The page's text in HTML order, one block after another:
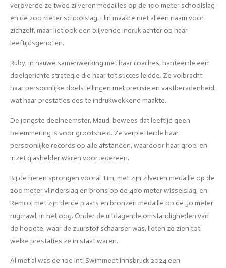
veroverde ze twee zilveren medailles op de 100 meter schoolslag
en de 200 meter schoolslag. Elin maakte niet alleen naam voor
zichzelf, maar liet ook een blijvende indruk achter op haar
leeftijdsgenoten.
Ruby, in nauwe samenwerking met haar coaches, hanteerde een
doelgerichte strategie die haar tot succes leidde. Ze volbracht
haar persoonlijke doelstellingen met precisie en vastberadenheid,
wat haar prestaties des te indrukwekkend maakte.
De jongste deelneemster, Maud, bewees dat leeftijd geen
belemmering is voor grootsheid. Ze verpletterde haar
persoonlijke records op alle afstanden, waardoor haar groei en
inzet glashelder waren voor iedereen.
Bij de heren sprongen vooral Tim, met zijn zilveren medaille op de
200 meter vlinderslag en brons op de 400 meter wisselslag, en
Remco, met zijn derde plaats en bronzen medaille op de 50 meter
rugcrawl, in het oog. Onder de uitdagende omstandigheden van
de hoogte, waar de zuurstof schaarser was, lieten ze zien tot
welke prestaties ze in staat waren.
Al met al was de 10e Int. Swimmeet Innsbruck 2024 een